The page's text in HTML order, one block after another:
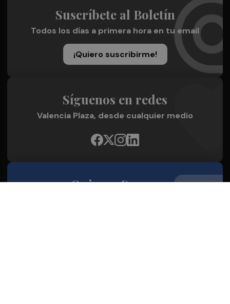
Suscríbete al Boletín
Todos los días a primera hora en tu email
¡Quiero suscribirme!
Síguenos en redes
Valencia Plaza, desde cualquier medio
Quienes Somos